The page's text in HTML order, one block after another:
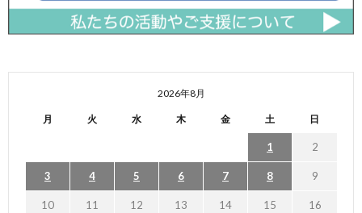
2026年8月
月 火 水 木 金 土 日
1 2
3 4 5 6 7 8 9
10 11 12 13 14 15 16